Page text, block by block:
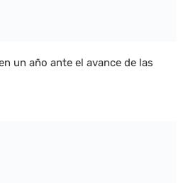
un año ante el avance de las